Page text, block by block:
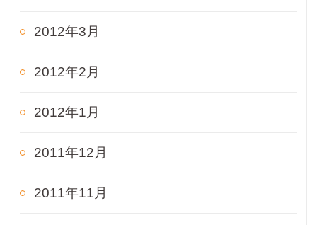
2012年3月
2012年2月
2012年1月
2011年12月
2011年11月